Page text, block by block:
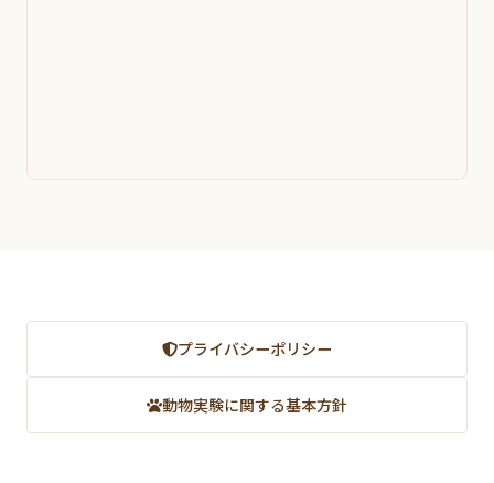
プライバシーポリシー
動物実験に関する基本方針